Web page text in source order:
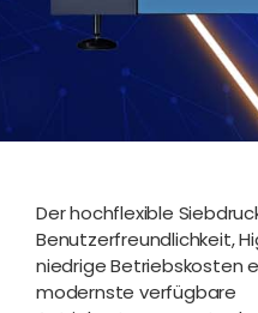
Der hochflexible
Benutzerfreundlichkeit,
niedrige Betriebskosten
modernste verfügbare